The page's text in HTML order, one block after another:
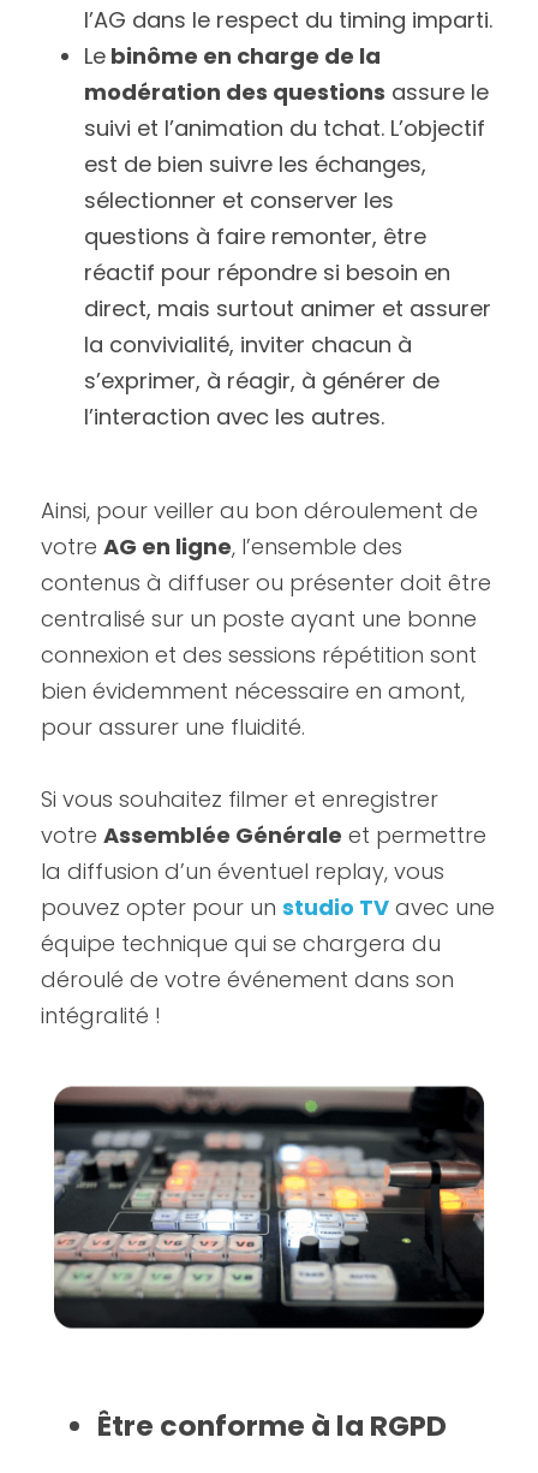
l’AG dans le respect du timing imparti.
Le binôme en charge de la
modération des questions assure le
suivi et l’animation du tchat. L’objectif
est de bien suivre les échanges,
sélectionner et conserver les
questions à faire remonter, être
réactif pour répondre si besoin en
direct, mais surtout animer et assurer
la convivialité, inviter chacun à
s’exprimer, à réagir, à générer de
l’interaction avec les autres.
Ainsi, pour veiller au bon déroulement de
votre AG en ligne, l’ensemble des
contenus à diffuser ou présenter doit être
centralisé sur un poste ayant une bonne
connexion et des sessions répétition sont
bien évidemment nécessaire en amont,
pour assurer une fluidité.
Si vous souhaitez filmer et enregistrer
votre Assemblée Générale et permettre
la diffusion d’un éventuel replay, vous
pouvez opter pour un studio TV avec une
équipe technique qui se chargera du
déroulé de votre événement dans son
intégralité !
Être conforme à la RGPD